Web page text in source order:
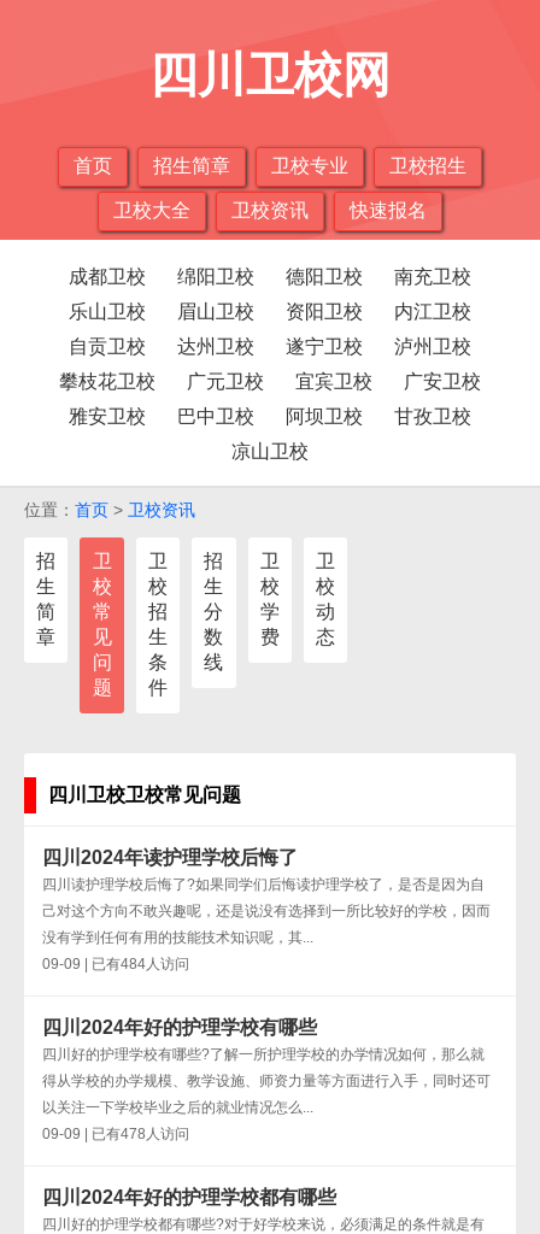
四川卫校网
首页 招生简章 卫校专业 卫校招生
卫校大全 卫校资讯 快速报名
成都卫校 绵阳卫校 德阳卫校
南充卫校
乐山卫校
眉山卫校 资阳卫校
内江卫校
自贡卫校
达州卫校 遂宁卫校
泸州卫校
攀枝花卫校
广元卫校 宜宾卫校
广安卫校
雅安卫校
巴中卫校 阿坝卫校
甘孜卫校
凉山卫校
位置： 首页 > 卫校资讯
招
生
简
章
卫
校
常
见
问
题
卫
校
招
生
条
件
招
生
分
数
线
卫
校
学
费
卫
校
动
态
四川卫校卫校常见问题
四川2024年读护理学校后悔了
四川读护理学校后悔了?如果同学们后悔读护理学校了，是否是因为自
己对这个方向不敢兴趣呢，还是说没有选择到一所比较好的学校，因而
没有学到任何有用的技能技术知识呢，其...
09-09 | 已有484人访问
四川2024年好的护理学校有哪些
四川好的护理学校有哪些?了解一所护理学校的办学情况如何，那么就
得从学校的办学规模、教学设施、师资力量等方面进行入手，同时还可
以关注一下学校毕业之后的就业情况怎么...
09-09 | 已有478人访问
四川2024年好的护理学校都有哪些
四川好的护理学校都有哪些?对于好学校来说，必须满足的条件就是有